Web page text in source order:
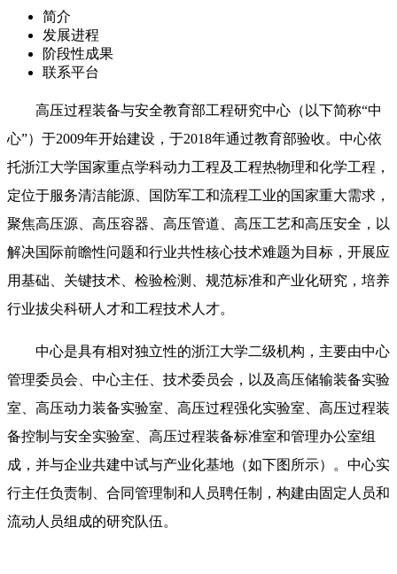
简介
发展进程
阶段性成果
联系平台
高压过程装备与安全教育部工程研究中心（以下简称“中
心”）于2009年开始建设，于2018年通过教育部验收。中心依
托浙江大学国家重点学科动力工程及工程热物理和化学工程，
定位于服务清洁能源、国防军工和流程工业的国家重大需求，
聚焦高压源、高压容器、高压管道、高压工艺和高压安全，以
解决国际前瞻性问题和行业共性核心技术难题为目标，开展应
用基础、关键技术、检验检测、规范标准和产业化研究，培养
行业拔尖科研人才和工程技术人才。
中心是具有相对独立性的浙江大学二级机构，主要由中心
管理委员会、中心主任、技术委员会，以及高压储输装备实验
室、高压动力装备实验室、高压过程强化实验室、高压过程装
备控制与安全实验室、高压过程装备标准室和管理办公室组
成，并与企业共建中试与产业化基地（如下图所示）。中心实
行主任负责制、合同管理制和人员聘任制，构建由固定人员和
流动人员组成的研究队伍。